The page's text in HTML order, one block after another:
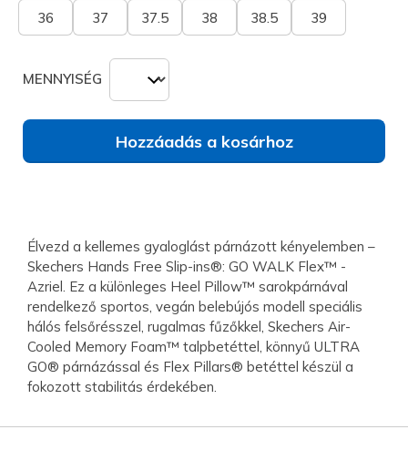
36 37 37.5 38 38.5 39
MENNYISÉG
Hozzáadás a kosárhoz
Élvezd a kellemes gyaloglást párnázott kényelemben –
Skechers Hands Free Slip-ins®: GO WALK Flex™ -
Azriel. Ez a különleges Heel Pillow™ sarokpárnával
rendelkező sportos, vegán belebújós modell speciális
hálós felsőrésszel, rugalmas fűzőkkel, Skechers Air-
Cooled Memory Foam™ talpbetéttel, könnyű ULTRA
GO® párnázással és Flex Pillars® betéttel készül a
fokozott stabilitás érdekében.